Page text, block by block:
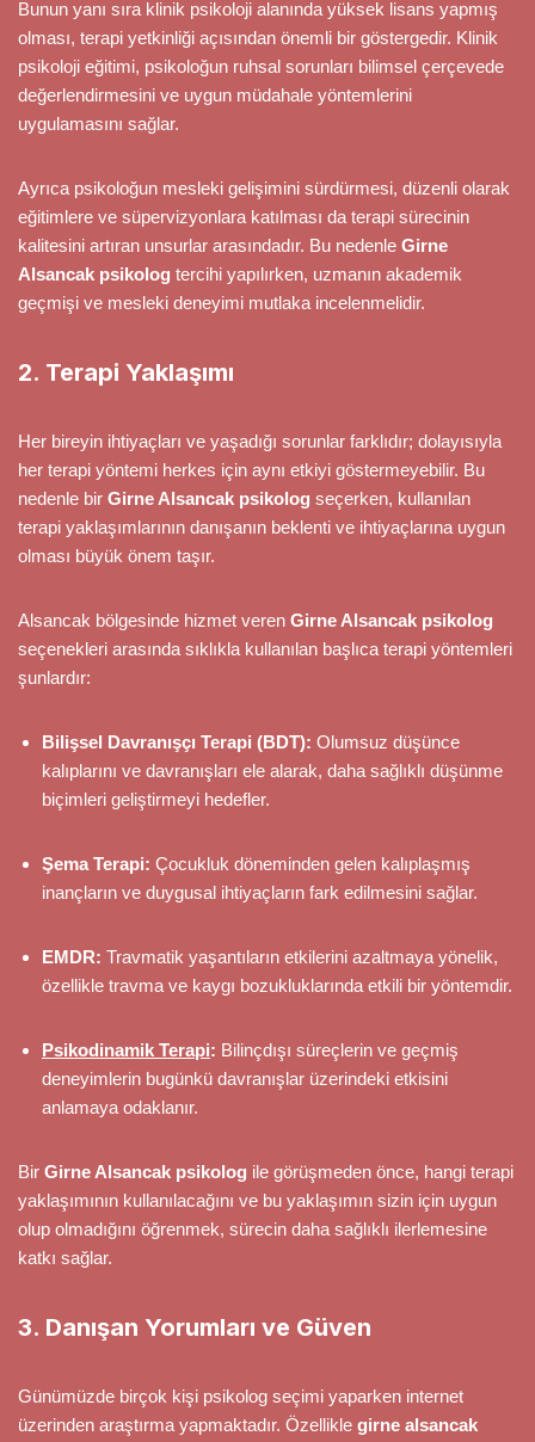
Bunun yanı sıra klinik psikoloji alanında yüksek lisans yapmış
olması, terapi yetkinliği açısından önemli bir göstergedir. Klinik
psikoloji eğitimi, psikoloğun ruhsal sorunları bilimsel çerçevede
değerlendirmesini ve uygun müdahale yöntemlerini
uygulamasını sağlar.
Ayrıca psikoloğun mesleki gelişimini sürdürmesi, düzenli olarak
eğitimlere ve süpervizyonlara katılması da terapi sürecinin
kalitesini artıran unsurlar arasındadır. Bu nedenle Girne
Alsancak psikolog tercihi yapılırken, uzmanın akademik
geçmişi ve mesleki deneyimi mutlaka incelenmelidir.
2. Terapi Yaklaşımı
Her bireyin ihtiyaçları ve yaşadığı sorunlar farklıdır; dolayısıyla
her terapi yöntemi herkes için aynı etkiyi göstermeyebilir. Bu
nedenle bir Girne Alsancak psikolog seçerken, kullanılan
terapi yaklaşımlarının danışanın beklenti ve ihtiyaçlarına uygun
olması büyük önem taşır.
Alsancak bölgesinde hizmet veren Girne Alsancak psikolog
seçenekleri arasında sıklıkla kullanılan başlıca terapi yöntemleri
şunlardır:
Bilişsel Davranışçı Terapi (BDT): Olumsuz düşünce
kalıplarını ve davranışları ele alarak, daha sağlıklı düşünme
biçimleri geliştirmeyi hedefler.
Şema Terapi: Çocukluk döneminden gelen kalıplaşmış
inançların ve duygusal ihtiyaçların fark edilmesini sağlar.
EMDR: Travmatik yaşantıların etkilerini azaltmaya yönelik,
özellikle travma ve kaygı bozukluklarında etkili bir yöntemdir.
Psikodinamik Terapi: Bilinçdışı süreçlerin ve geçmiş
deneyimlerin bugünkü davranışlar üzerindeki etkisini
anlamaya odaklanır.
Bir Girne Alsancak psikolog ile görüşmeden önce, hangi terapi
yaklaşımının kullanılacağını ve bu yaklaşımın sizin için uygun
olup olmadığını öğrenmek, sürecin daha sağlıklı ilerlemesine
katkı sağlar.
3. Danışan Yorumları ve Güven
Günümüzde birçok kişi psikolog seçimi yaparken internet
üzerinden araştırma yapmaktadır. Özellikle girne alsancak